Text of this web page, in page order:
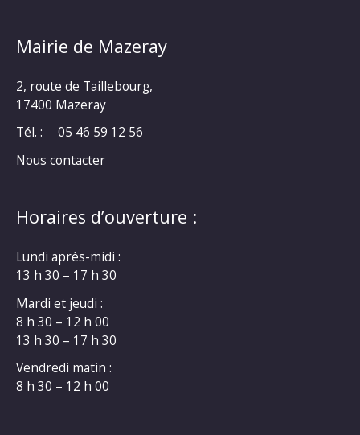
Mairie de Mazeray
2, route de Taillebourg,
17400 Mazeray
Tél. :
05 46 59 12 56
Nous contacter
Horaires d’ouverture :
Lundi après-midi :
13 h 30 – 17 h 30
Mardi et jeudi :
8 h 30 – 12 h 00
13 h 30 – 17 h 30
Vendredi matin :
8 h 30 – 12 h 00